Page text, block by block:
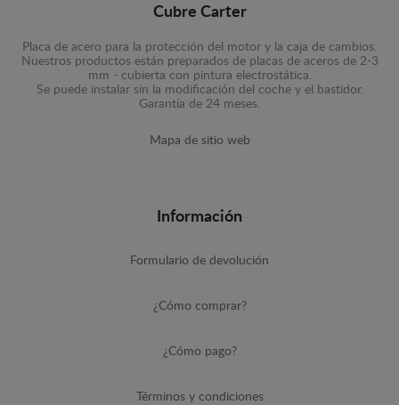
Cubre Carter
Placa de acero para la protección del motor y la caja de cambios.
Nuestros productos están preparados de placas de aceros de 2-3
mm - cubierta con pintura electrostática.
Se puede instalar sin la modificación del coche y el bastidor.
Garantía de 24 meses.
Mapa de sitio web
Información
Formulario de devolución
¿Cómo comprar?
¿Cómo pago?
Términos y condiciones